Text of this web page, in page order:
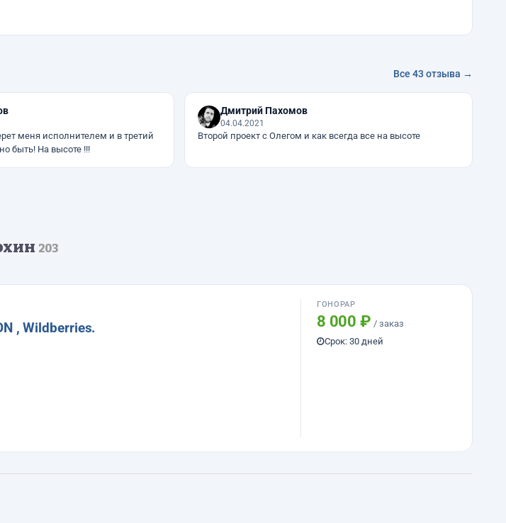
Все 43 отзыва →
меня исполнителем и в третий
быть! На высоте !!!
Дмитрий Пахомов
04.04.2021
Второй проект с Олегом и как всегда все на высоте
203
, Wildberries.
.
ГОНОРАР
8 000 ₽ / заказ
Срок: 30 дней